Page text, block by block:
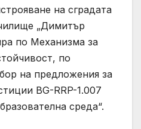
на сградата
„Димитър
по Механизма за
по
на предложения за
BG-RRP-1.007
среда“.